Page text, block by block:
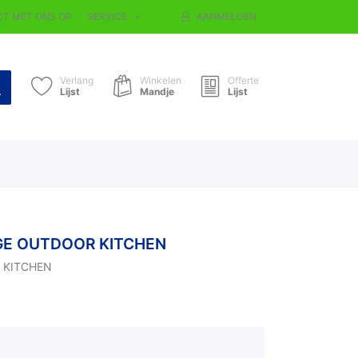
MET ONS OP SERVICE AANMELDEN
Verlang
Lijst
Winkelen
Mandje
Offerte
Lijst
OUTDOOR KITCHEN
KITCHEN